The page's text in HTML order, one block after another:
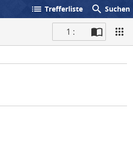
list Trefferliste search Suchen
1 :